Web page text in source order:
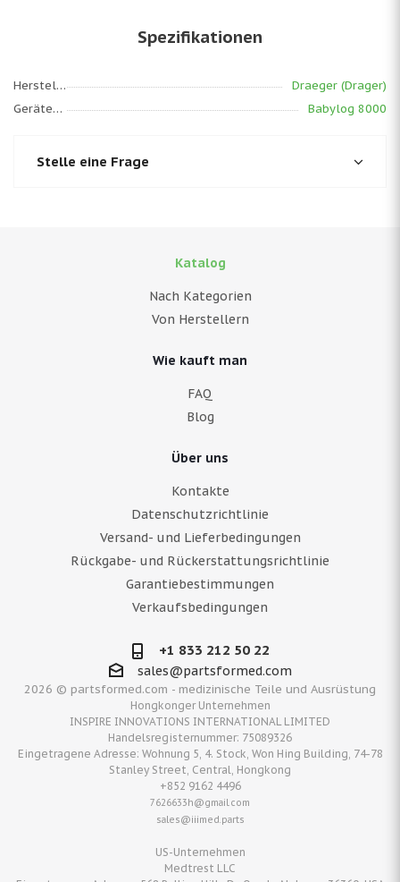
Spezifikationen
Hersteller
Draeger (Drager)
Gerätemodell
Babylog 8000
Stelle eine Frage
2026 © partsformed.com - medizinische Teile und Ausrüstung
Hongkonger Unternehmen
INSPIRE INNOVATIONS INTERNATIONAL LIMITED
Handelsregisternummer: 75089326
Eingetragene Adresse: Wohnung 5, 4. Stock, Won Hing Building, 74-78
Stanley Street, Central, Hongkong
+852 9162 4496
7626633h@gmail.com
sales@iiimed.parts
US-Unternehmen
Medtrest LLC
Katalog
Nach Kategorien
Von Herstellern
Wie kauft man
FAQ
Blog
Über uns
Kontakte
Datenschutzrichtlinie
Versand- und Lieferbedingungen
Rückgabe- und Rückerstattungsrichtlinie
Garantiebestimmungen
Verkaufsbedingungen
+1 833 212 50 22
sales@partsformed.com